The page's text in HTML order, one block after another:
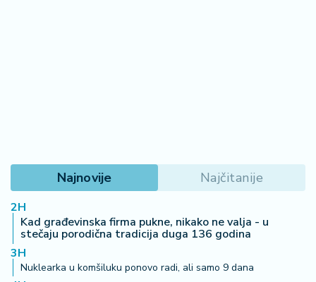
Najnovije Najčitanije
2H
Kad građevinska firma pukne, nikako ne valja - u
stečaju porodična tradicija duga 136 godina
3H
Nuklearka u komšiluku ponovo radi, ali samo 9 dana